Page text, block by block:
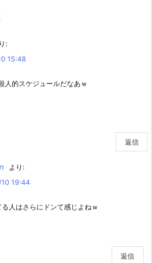
:
15:48
人的スケジュールだなあｗ
返信
より:
19:44
人はさらにドンて感じよねｗ
返信